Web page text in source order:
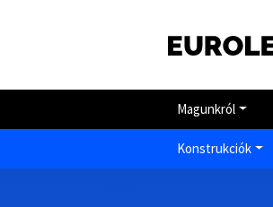
Magunkról
Konstrukciók